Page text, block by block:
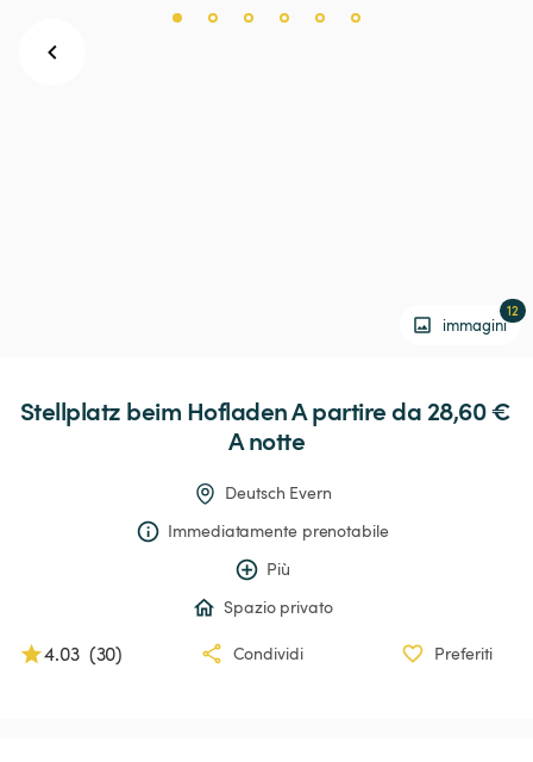
immagini
12
Stellplatz beim Hofladen A partire da 28,60 €
A notte
Deutsch Evern
Immediatamente prenotabile
Più
Spazio privato
4.03 (30) Condividi Preferiti